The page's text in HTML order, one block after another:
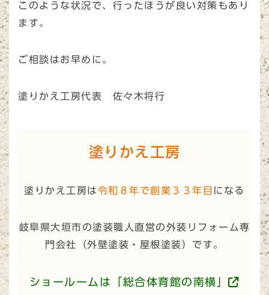
このような状況で、行ったほうが良い対策もあり
ます。
ご相談はお早めに。
塗りかえ工房代表 佐々木将行
塗りかえ工房
塗りかえ工房は令和８年で創業３３年目 になる
岐阜県大垣市の塗装職人直営の外装リフォーム専
門会社（外壁塗装・屋根塗装）です。
ショールームは「総合体育館の南横」